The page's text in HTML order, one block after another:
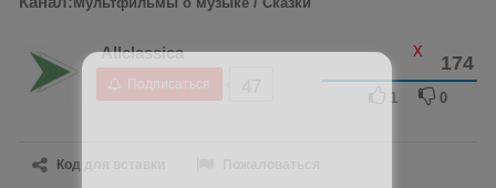
Allclassica
Подписаться
174
1 0
Код для вставки
X